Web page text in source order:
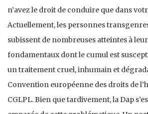
n’avez le droit de conduire que dans
Actuellement, les personnes
subissent de nombreuses atteintes à
fondamentaux dont le cumul est
un traitement cruel, inhumain et
Convention européenne des droits de
CGLPL. Bien que tardivement, la Dap